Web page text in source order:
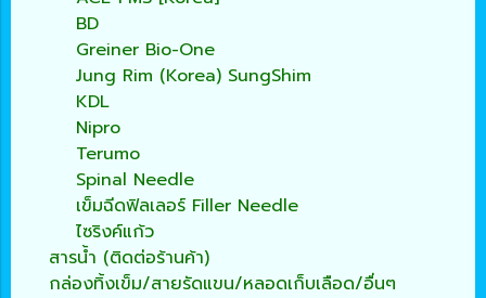
BD
Greiner Bio-One
Jung Rim (Korea) SungShim
KDL
Nipro
Terumo
Spinal Needle
เข็มฉีดฟิลเลอร์ Filler Needle
ไซริงค์แก้ว
สารน้ำ (ติดต่อร้านค้า)
กล่องทิ้งเข็ม/สายรัดแขน/หลอดเก็บเลือด/อื่นๆ